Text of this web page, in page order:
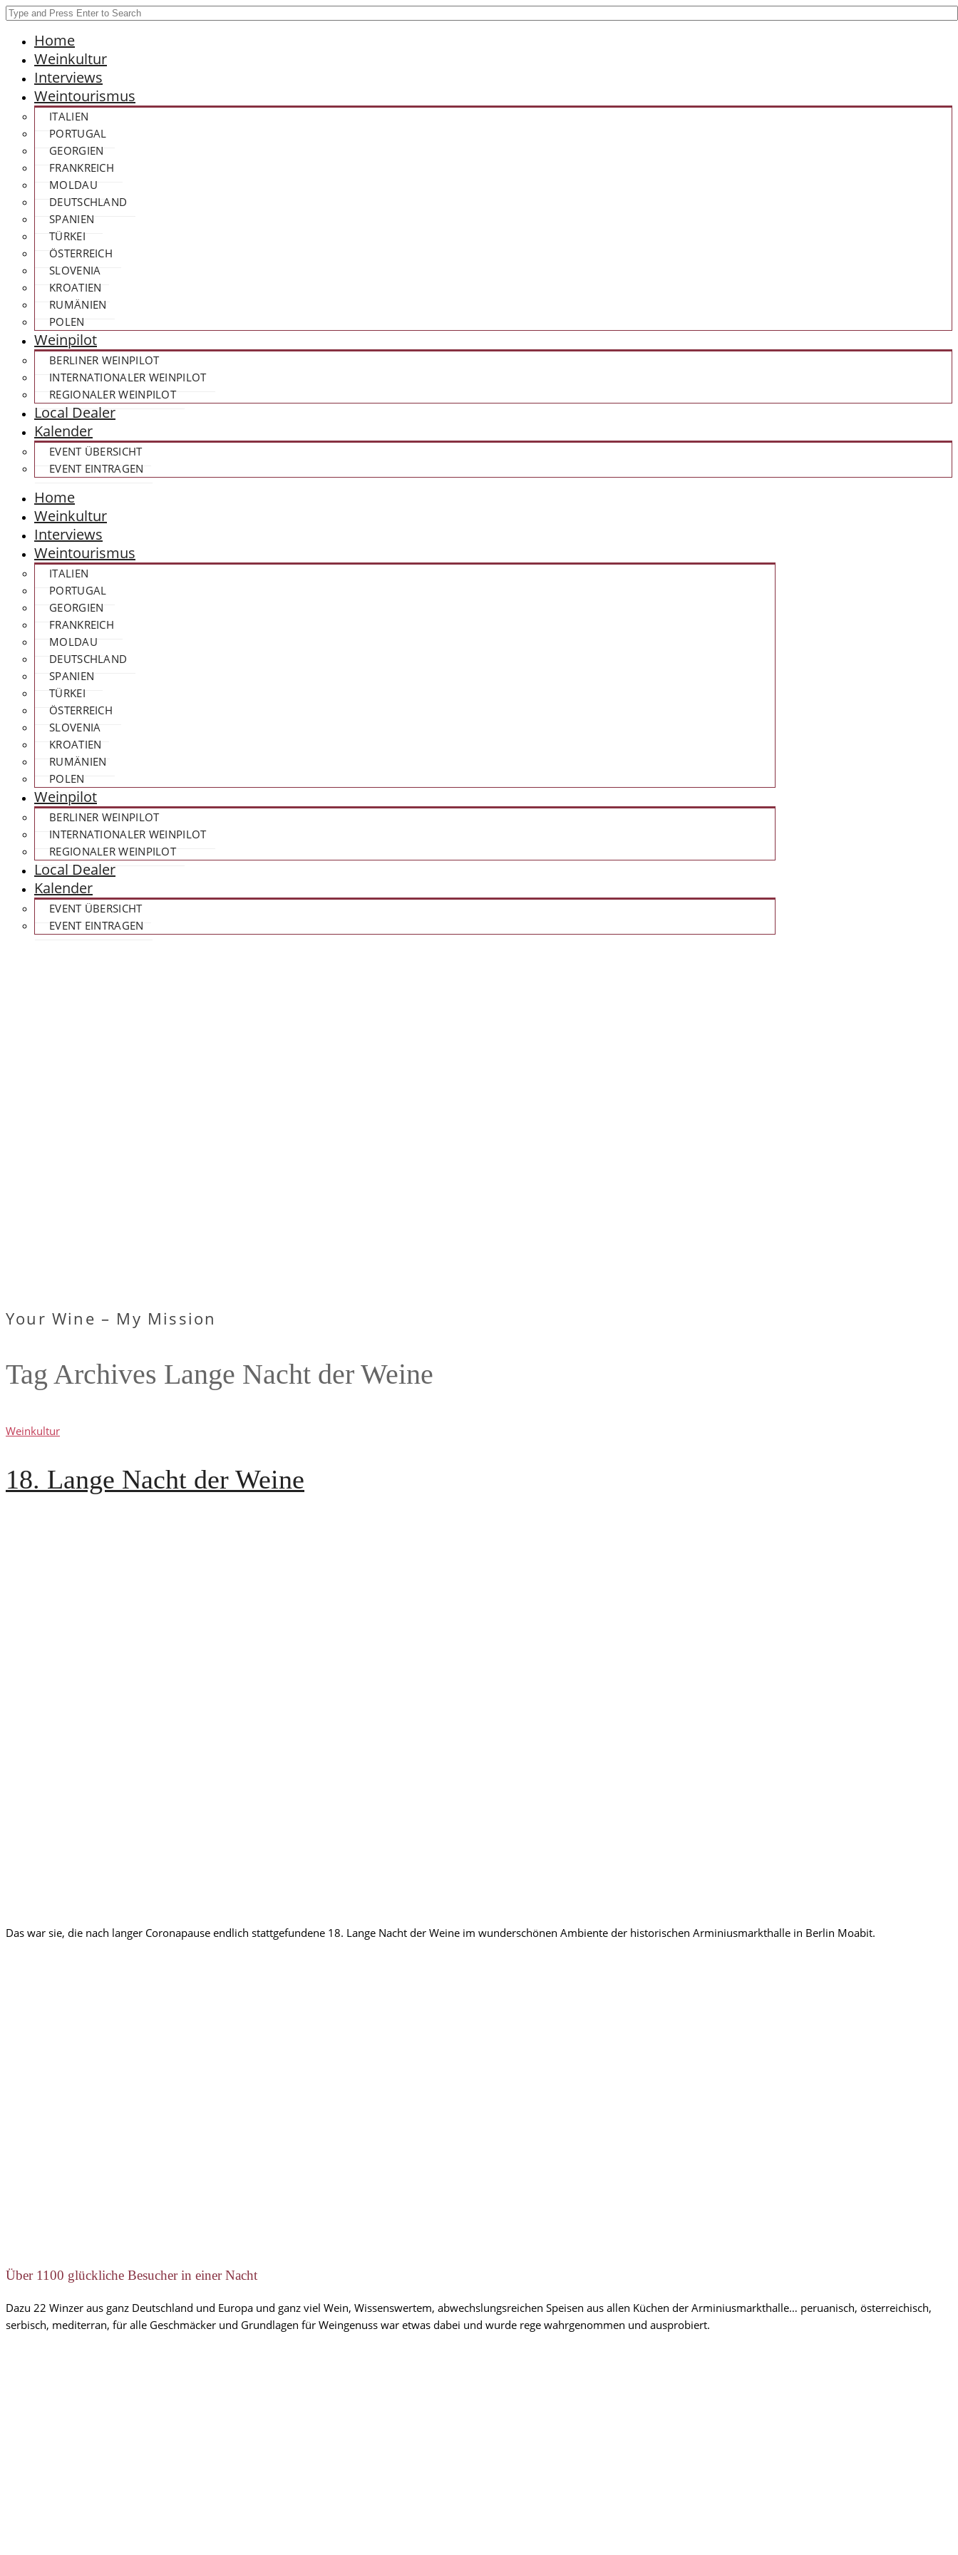
Home
Weinkultur
Interviews
Weintourismus
ITALIEN
PORTUGAL
GEORGIEN
FRANKREICH
MOLDAU
DEUTSCHLAND
SPANIEN
TÜRKEI
ÖSTERREICH
SLOVENIA
KROATIEN
RUMÄNIEN
POLEN
Weinpilot
BERLINER WEINPILOT
INTERNATIONALER WEINPILOT
REGIONALER WEINPILOT
Local Dealer
Kalender
EVENT ÜBERSICHT
EVENT EINTRAGEN
Home
Weinkultur
Interviews
Weintourismus
ITALIEN
PORTUGAL
GEORGIEN
FRANKREICH
MOLDAU
DEUTSCHLAND
SPANIEN
TÜRKEI
ÖSTERREICH
SLOVENIA
KROATIEN
RUMÄNIEN
POLEN
Weinpilot
BERLINER WEINPILOT
INTERNATIONALER WEINPILOT
REGIONALER WEINPILOT
Local Dealer
Kalender
EVENT ÜBERSICHT
EVENT EINTRAGEN
Your Wine – My Mission
Tag Archives Lange Nacht der Weine
Weinkultur
18. Lange Nacht der Weine
Das war sie, die nach langer Coronapause endlich stattgefundene 18. Lange Nacht der Weine im wunderschönen Ambiente der historischen Arminiusmarkthalle in Berlin Moabit.
Über 1100 glückliche Besucher in einer Nacht
Dazu 22 Winzer aus ganz Deutschland und Europa und ganz viel Wein, Wissenswertem, abwechslungsreichen Speisen aus allen Küchen der Arminiusmarkthalle… peruanisch, österreichisch,
serbisch, mediterran, für alle Geschmäcker und Grundlagen für Weingenuss war etwas dabei und wurde rege wahrgenommen und ausprobiert.